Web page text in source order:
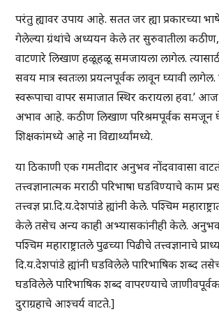
परंतु ह्यावर उपाय आहे. सतत जर ह्या प्रकारच्या
गेलेल्या ग्रंथांचे अध्ययन केले तर सुरुवातीला
वाटणारे लिखाण हळूहळू समजायला लागेल.
सवय मात्र स्वतःला प्रयत्नपूर्वक लावून घ्यावी लागेल.
स्वरूपाचा वापर समाजात स्थिर करायला हवा.’ आज
अभाव आहे. कठीण लिखाण परिश्रमपूर्वक समजून
शिक्षकांमध्ये आहे ना विद्यार्थ्यांमध्ये.
या ठिकाणी एक गमतीदार अनुभव नोंदवावासा
तत्त्वज्ञानात्मक मराठी परिभाषा घडविण्याचे काम
तत्त्वज्ञ प्रा.दि.य.देशपांडे ह्यांनी केले. पश्चिम
केले तसेच अन्य काही अभ्यासकांनीही केले.
पश्चिम महाराष्ट्रातले पुढच्या पिढीचे तत्त्वज्ञानाचे
दि.य.देशपांडे ह्यांनी घडविलेले पारिभाषिक शब्द
घडविलेले पारिभाषिक शब्द वापरण्याचे
दुराग्रहाचे आश्चर्य वाटते.]